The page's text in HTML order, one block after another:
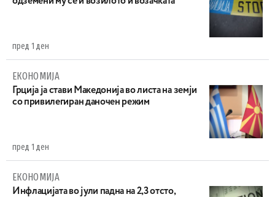
пред 1 ден
ЕКОНОМИЈА
Грција ја стави Македонија во листа на земји
со привилегиран даночен режим
пред 1 ден
ЕКОНОМИЈА
Инфлацијата во јули падна на 2,3 отсто,